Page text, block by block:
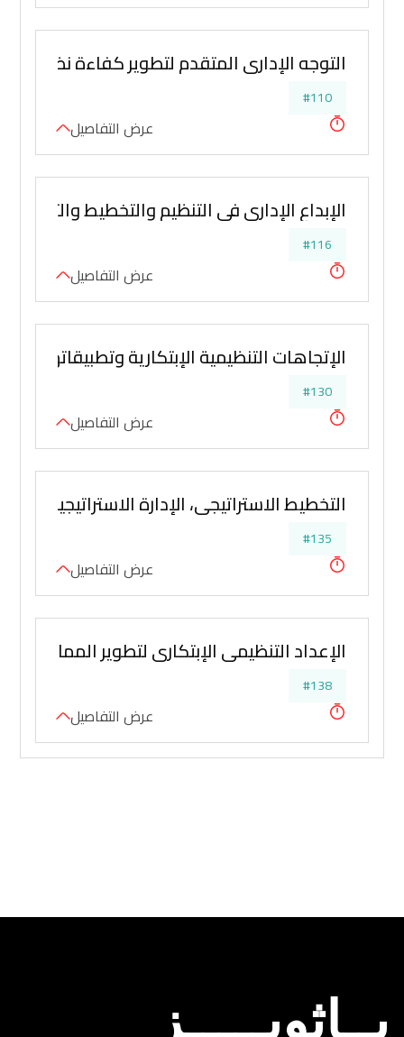
التوجه الإداري المتقدم لتطوير كفاءة نظم
#110
عرض التفاصيل
الإبداع الإدارى في التنظيم والتخطيط والتنسيق
#116
عرض التفاصيل
الإتجاهات التنظيمية الإبتكارية وتطبيقاتها
#130
عرض التفاصيل
التخطيط الاستراتيجي، الإدارة الاستراتيجية،
#135
عرض التفاصيل
الإعداد التنظيمي الإبتكاري لتطوير
#138
عرض التفاصيل
بــاثويـــــز